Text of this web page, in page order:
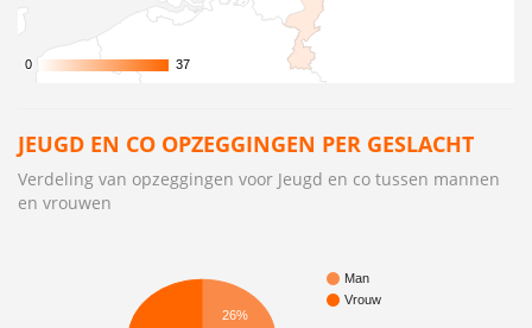
0
0 37
37
JEUGD EN CO OPZEGGINGEN PER GESLACHT
Verdeling van opzeggingen voor Jeugd en co tussen mannen
en vrouwen
Man
Vrouw
26%